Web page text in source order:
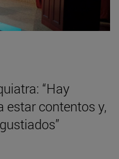
“Hay
estar contentos y,